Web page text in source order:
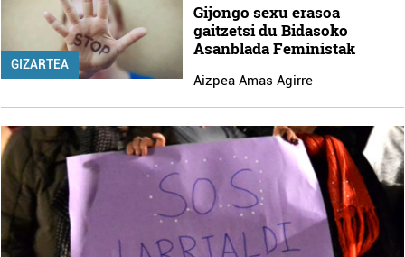
GIZARTEA
Gijongo sexu erasoa
gaitzetsi du Bidasoko
Asanblada Feministak
Aizpea Amas Agirre